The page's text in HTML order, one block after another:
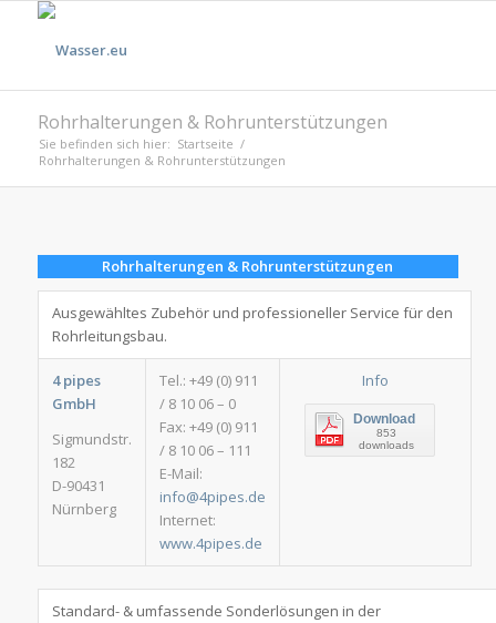
Rohrhalterungen & Rohrunterstützungen
Sie befinden sich hier: Startseite /
Rohrhalterungen & Rohrunterstützungen
Rohrhalterungen & Rohrunterstützungen
Ausgewähltes Zubehör und professioneller Service für den
Rohrleitungsbau.
4 pipes
GmbH
Sigmundstr.
182
D-90431
Nürnberg
Tel.: +49 (0) 911
/ 8 10 06 – 0
Fax: +49 (0) 911
/ 8 10 06 – 111
E-Mail:
info@4pipes.de
Internet:
www.4pipes.de
Info
Download
853
downloads
Standard- & umfassende Sonderlösungen in der